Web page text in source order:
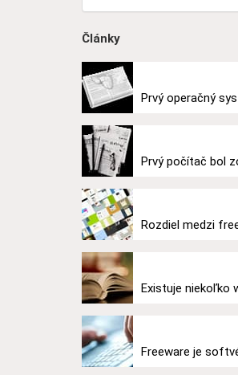
Články
Prvý operačný
Prvý počítač bol
Rozdiel medzi
Existuje niekoľko
Freeware je